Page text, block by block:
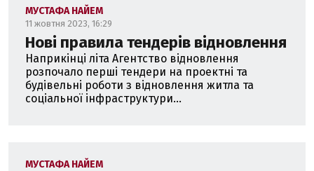
МУСТАФА НАЙЕМ
11 жовтня 2023, 16:29
Нові правила тендерів відновлення
Наприкінці літа Агентство відновлення
розпочало перші тендери на проектні та
будівельні роботи з відновлення житла та
соціальної інфраструктури...
МУСТАФА НАЙЕМ